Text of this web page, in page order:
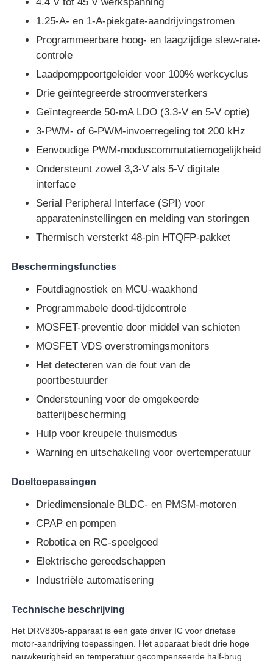
Over ons
Fabriekstocht
Kwaliteitscontrole
Neem contact met ons op
Nieuws
FPGA Field Programmable Gate Array
MCU-Microcontroller Eenheid
SOC-systeem op chip
MPU IC
CPLD PLD
Infrarood thermische detector
De Spaander van DSP IC
De Spaander van het BORRELgeheugen
eeprom spaander
PSRAM-chip
SRAM-chip
1.25-A- en 1-A-piekgate-aandrijvingstromen
Programmeerbare hoog- en laagzijdige slew-rate-
controle
Laadpomppoortgeleider voor 100% werkcyclus
Drie geïntegreerde stroomversterkers
Geïntegreerde 50-mA LDO (3.3-V en 5-V optie)
3-PWM- of 6-PWM-invoerregeling tot 200 kHz
Eenvoudige PWM-moduscommutatiemogelijkheid
Ondersteunt zowel 3,3-V als 5-V digitale
interface
Serial Peripheral Interface (SPI) voor
apparateninstellingen en melding van storingen
Thermisch versterkt 48-pin HTQFP-pakket
Beschermingsfuncties
Foutdiagnostiek en MCU-waakhond
Programmabele dood-tijdcontrole
MOSFET-preventie door middel van schieten
MOSFET VDS overstromingsmonitors
Het detecteren van de fout van de
poortbestuurder
Ondersteuning voor de omgekeerde
batterijbescherming
Hulp voor kreupele thuismodus
Warning en uitschakeling voor overtemperatuur
Doeltoepassingen
Driedimensionale BLDC- en PMSM-motoren
CPAP en pompen
Robotica en RC-speelgoed
Elektrische gereedschappen
Industriële automatisering
Technische beschrijving
Het DRV8305-apparaat is een gate driver IC voor driefase
motor-aandrijving toepassingen. Het apparaat biedt drie hoge
nauwkeurigheid en temperatuur gecompenseerde half-brug